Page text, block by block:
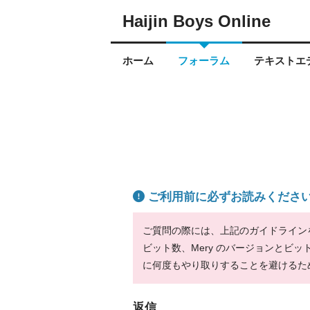
Haijin Boys Online
ホーム フォーラム テキストエ
ご利用前に必ずお読みくださ
ご質問の際には、上記のガイドライ
ビット数、Mery のバージョンとビッ
に何度もやり取りすることを避ける